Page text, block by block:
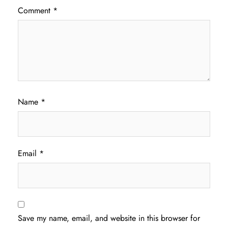
Comment *
Name *
Email *
Save my name, email, and website in this browser for